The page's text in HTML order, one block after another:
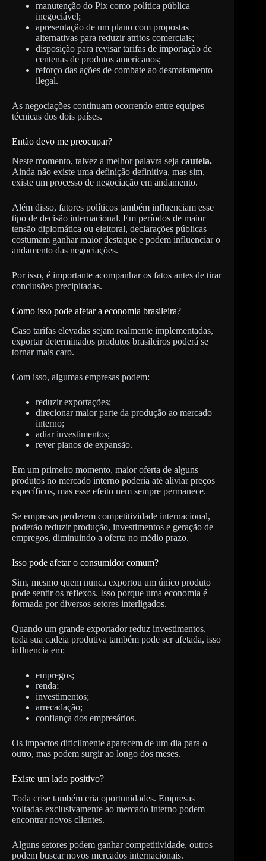
manutenção do Pix como política pública
inegociável;
apresentação de um plano com propostas
alternativas para reduzir atritos comerciais;
disposição para revisar tarifas de importação de
centenas de produtos americanos;
reforço das ações de combate ao desmatamento
ilegal.
As negociações continuam ocorrendo entre equipes
técnicas dos dois países.
Então devo me preocupar?
Neste momento, talvez a melhor palavra seja cautela.
Ainda não existe uma definição definitiva, mas sim,
existe um processo de negociação em andamento.
Além disso, fatores políticos também influenciam esse
tipo de decisão internacional. Em períodos de maior
tensão diplomática ou eleitoral, declarações públicas
costumam ganhar maior destaque e podem influenciar o
andamento das negociações.
Por isso, é importante acompanhar os fatos antes de tirar
conclusões precipitadas.
Como isso pode afetar a economia brasileira?
Caso tarifas elevadas sejam realmente implementadas,
exportar determinados produtos brasileiros poderá se
tornar mais caro.
Com isso, algumas empresas podem:
reduzir exportações;
direcionar maior parte da produção ao mercado
interno;
adiar investimentos;
rever planos de expansão.
Em um primeiro momento, maior oferta de alguns
produtos no mercado interno poderia até aliviar preços
específicos, mas esse efeito nem sempre permanece.
Se empresas perderem competitividade internacional,
poderão reduzir produção, investimentos e geração de
empregos, diminuindo a oferta no médio prazo.
Isso pode afetar o consumidor comum?
Sim, mesmo quem nunca exportou um único produto
pode sentir os reflexos. Isso porque uma economia é
formada por diversos setores interligados.
Quando um grande exportador reduz investimentos,
toda sua cadeia produtiva também pode ser afetada, isso
influencia em:
empregos;
renda;
investimentos;
arrecadação;
confiança dos empresários.
Os impactos dificilmente aparecem de um dia para o
outro, mas podem surgir ao longo dos meses.
Existe um lado positivo?
Toda crise também cria oportunidades. Empresas
voltadas exclusivamente ao mercado interno podem
encontrar novos clientes.
Alguns setores podem ganhar competitividade, outros
podem buscar novos mercados internacionais.